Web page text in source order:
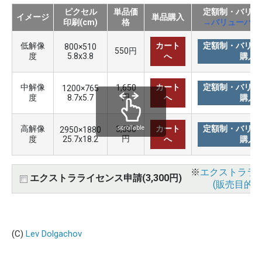
イメージ
ピクセル
印刷(cm)
単品価
格
単品購入
定額制・バリ
→バリューパッ
低解像
度
800×510
5.8x3.8
550円
カート
へ
定額制・バリ
購入
中解像
度
1200×765
8.7x5.7
1,650
円
カート
へ
定額制・バリ
購入
高解像
度
2950×1880
25.7x18.2
3,300
円
カート
へ
定額制・バリ
購入
エクストラライセンス申請(3,300円)
※エクストララ
(販売目的
scrollable
(C) Lev Dolgachov